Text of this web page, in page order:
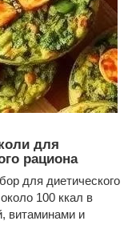
для
рациона
для диетического
100 ккал в
витаминами и